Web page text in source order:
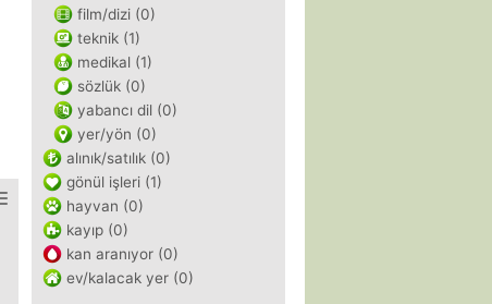
film/dizi (0)
teknik (1)
medikal (1)
sözlük (0)
yabancı dil (0)
yer/yön (0)
alınık/satılık (0)
gönül işleri (1)
hayvan (0)
kayıp (0)
kan aranıyor (0)
ev/kalacak yer (0)